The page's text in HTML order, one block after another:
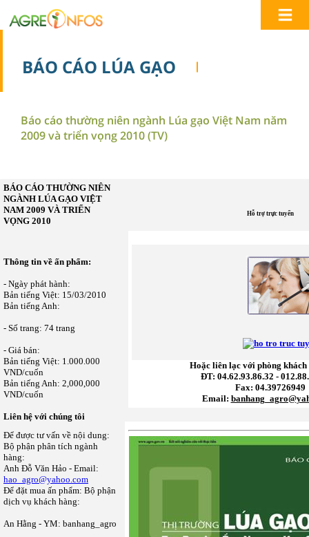
BÁO CÁO LÚA GẠO
Báo cáo thường niên ngành Lúa gạo Việt Nam năm
2009 và triển vọng 2010 (TV)
BÁO CÁO THƯỜNG NIÊN
NGÀNH LÚA GẠO VIỆT
NAM 2009 VÀ TRIỂN
VỌNG 2010
Thông tin về ấn phẩm:
- Ngày phát hành:
Bản tiếng Việt: 15/03/2010
Bản tiếng Anh:
- Số trang: 74 trang
- Giá bán:
Bản tiếng Việt: 1.000.000
VND/cuốn
Bản tiếng Anh: 2,000,000
VND/cuốn
Liên hệ với chúng tôi
Để được tư vấn về nội dung:
Bộ phận phân tích ngành
hàng:
Anh Đỗ Văn Hảo - Email:
hao_agro@yahoo.com
Để đặt mua ấn phẩm: Bộ phận
dịch vụ khách hàng:
An Hằng - YM: banhang_agro
Hỗ trợ trực tuyến
Hoặc liên lạc với phòng khách
ĐT: 04.62.93.86.32 -
Fax: 04.39726949
Email: